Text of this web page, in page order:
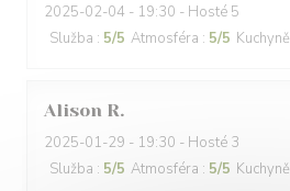
2025-02-04 - 19:30 - Hosté 5
Služba : 5/5 Atmosféra : 5/5 Kuchyně
Alison R
2025-01-29 - 19:30 - Hosté 3
Služba : 5/5 Atmosféra : 5/5 Kuchyně